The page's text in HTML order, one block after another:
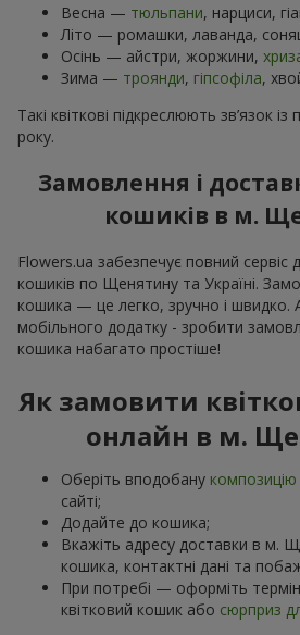
Весна — тюльпани, нарциси,
Літо — ромашки, лаванда,
Осінь — айстри, жоржини,
Зима — троянди, гіпсофіла,
Такі квіткові підкреслюють зв’язок
року.
Замовлення і
кошиків в м.
Flowers.ua забезпечує повний сервіс
кошиків по Щенятину та Україні.
кошика — це легко, зручно і
мобільного додатку - зробити
кошика набагато простіше!
Як замовити
онлайн в м.
Оберіть вподобану композицію
сайті;
Додайте до кошика;
Вкажіть адресу доставки в м.
кошика, контактні дані та
При потребі — оформіть
квітковий кошик або сюрприз